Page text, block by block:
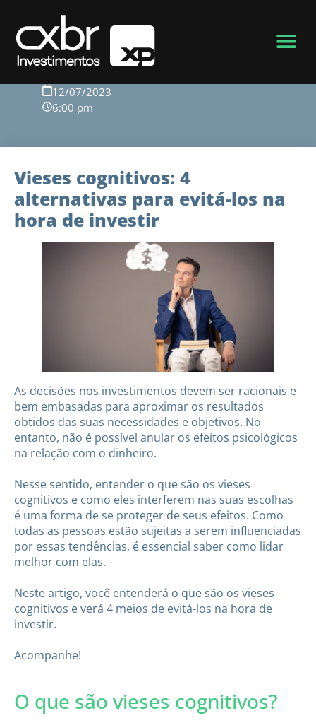
Voltar para o blog
12/07/2023
6:00 pm
Vieses cognitivos: 4
alternativas para evitá-los na
hora de investir
As decisões nos investimentos devem ser racionais e
bem embasadas para aproximar os resultados
obtidos das suas necessidades e objetivos. No
entanto, não é possível anular os efeitos psicológicos
na relação com o dinheiro.
Nesse sentido, entender o que são os vieses
cognitivos e como eles interferem nas suas escolhas
é uma forma de se proteger de seus efeitos. Como
todas as pessoas estão sujeitas a serem influenciadas
por essas tendências, é essencial saber como lidar
melhor com elas.
Neste artigo, você entenderá o que são os vieses
cognitivos e verá 4 meios de evitá-los na hora de
investir.
Acompanhe!
O que são vieses cognitivos?